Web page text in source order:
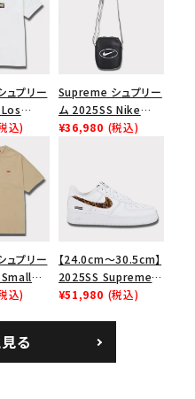
プリー
Relief
ファ
フボック
ツ ホワ
込)
Supreme シュプリー
ム 2025SS Nike
Leather Shoulder
¥36,980 (税込)
プリー
Small
ールボ
込)
【24.0cm～30.5cm】
2025SS Supreme
GOODENOUGH
ムグッドイナフ ナイキ
エアフォース１スニー
¥51,980 (税込)
る